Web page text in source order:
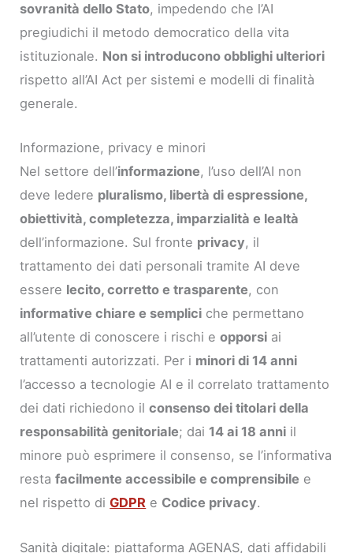
sovranità dello Stato, impedendo che l’AI
pregiudichi il metodo democratico della vita
istituzionale. Non si introducono obblighi ulteriori
rispetto all’AI Act per sistemi e modelli di finalità
generale.
Informazione, privacy e minori
Nel settore dell’informazione, l’uso dell’AI non
deve ledere pluralismo, libertà di espressione,
obiettività, completezza, imparzialità e lealtà
dell’informazione. Sul fronte privacy, il
trattamento dei dati personali tramite AI deve
essere lecito, corretto e trasparente, con
informative chiare e semplici che permettano
all’utente di conoscere i rischi eopporsi ai
trattamenti autorizzati. Per i minori di 14 anni
l’accesso a tecnologie AI e il correlato trattamento
dei dati richiedono ilconsenso dei titolari della
responsabilità genitoriale; dai 14 ai 18 anni il
minore può esprimere il consenso, se l’informativa
restafacilmente accessibile e comprensibile e
nel rispetto diGDPR e Codice privacy.
Sanità digitale: piattaforma AGENAS, dati affidabili